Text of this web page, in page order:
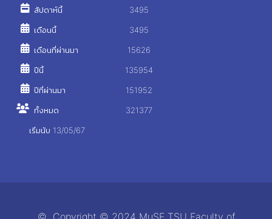
สัปดาห์นี้ 3495
เดือนนี้ 3495
เดือนที่ผ่านมา 15626
ปีนี้ 135954
ปีที่ผ่านมา 151952
ทั้งหมด 321377
เริ่มนับ 13/05/67
© Copyright © 2024 MuSE TSU Faculty of